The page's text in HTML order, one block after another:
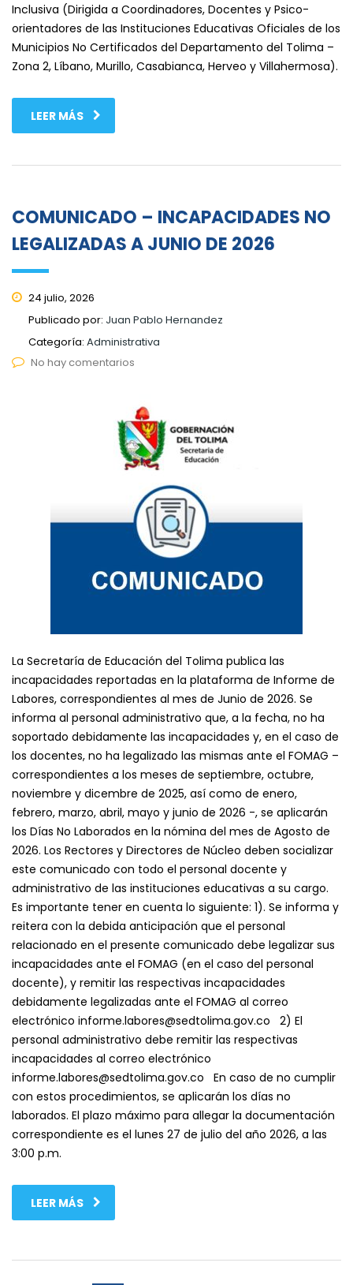
Inclusiva (Dirigida a Coordinadores, Docentes y Psico-
orientadores de las Instituciones Educativas Oficiales de los
Municipios No Certificados del Departamento del Tolima –
Zona 2, Líbano, Murillo, Casabianca, Herveo y Villahermosa).
LEER MÁS
COMUNICADO – INCAPACIDADES NO
LEGALIZADAS A JUNIO DE 2026
24 julio, 2026
Publicado por: Juan Pablo Hernandez
Categoría: Administrativa
No hay comentarios
La Secretaría de Educación del Tolima publica las
incapacidades reportadas en la plataforma de Informe de
Labores, correspondientes al mes de Junio de 2026. Se
informa al personal administrativo que, a la fecha, no ha
soportado debidamente las incapacidades y, en el caso de
los docentes, no ha legalizado las mismas ante el FOMAG –
correspondientes a los meses de septiembre, octubre,
noviembre y dicembre de 2025, así como de enero,
febrero, marzo, abril, mayo y junio de 2026 -, se aplicarán
los Días No Laborados en la nómina del mes de Agosto de
2026. Los Rectores y Directores de Núcleo deben socializar
este comunicado con todo el personal docente y
administrativo de las instituciones educativas a su cargo.
Es importante tener en cuenta lo siguiente: 1). Se informa y
reitera con la debida anticipación que el personal
relacionado en el presente comunicado debe legalizar sus
incapacidades ante el FOMAG (en el caso del personal
docente), y remitir las respectivas incapacidades
debidamente legalizadas ante el FOMAG al correo
electrónico informe.labores@sedtolima.gov.co 2) El
personal administrativo debe remitir las respectivas
incapacidades al correo electrónico
informe.labores@sedtolima.gov.co En caso de no cumplir
con estos procedimientos, se aplicarán los días no
laborados. El plazo máximo para allegar la documentación
correspondiente es el lunes 27 de julio del año 2026, a las
3:00 p.m.
LEER MÁS